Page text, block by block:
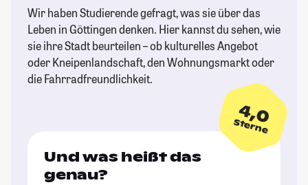
Wir haben Studierende gefragt, was sie über das
Leben in Göttingen denken. Hier kannst du sehen, wie
sie ihre Stadt beurteilen – ob kulturelles Angebot
oder Kneipenlandschaft, den Wohnungsmarkt oder
die Fahrradfreundlichkeit.
4,0
Sterne
Und was heißt das
genau?